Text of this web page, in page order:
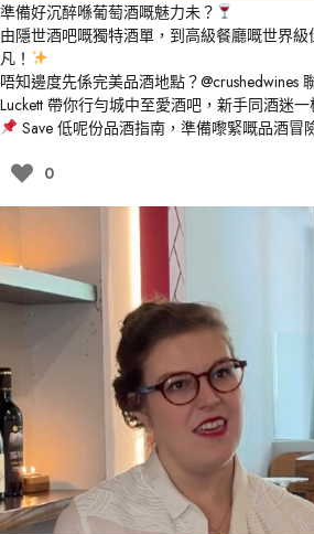
準備好沉醉喺葡萄酒嘅魅力未？
由隱世酒吧嘅獨特酒單，到高級餐廳嘅世界
凡！
唔知邊度先係完美品酒地點？@crushedwines
Luckett 帶你行勻城中至愛酒吧，新手同酒迷一
Save 低呢份品酒指南，準備嚟緊嘅品酒冒
0